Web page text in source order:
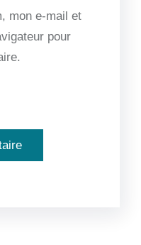
mon e-mail et
pour